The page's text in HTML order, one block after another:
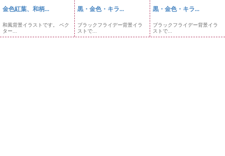
金色紅葉、和柄...
和風背景イラストです。 ベク
ター...
黒・金色・キラ...
ブラックフライデー背景イラ
ストで...
黒・金色・キラ...
ブラックフライデー背景イラ
ストで...